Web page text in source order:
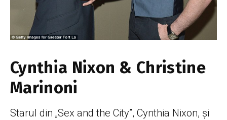
Cynthia Nixon & Christine
Marinoni
Starul din „Sex and the City”, Cynthia Nixon, și